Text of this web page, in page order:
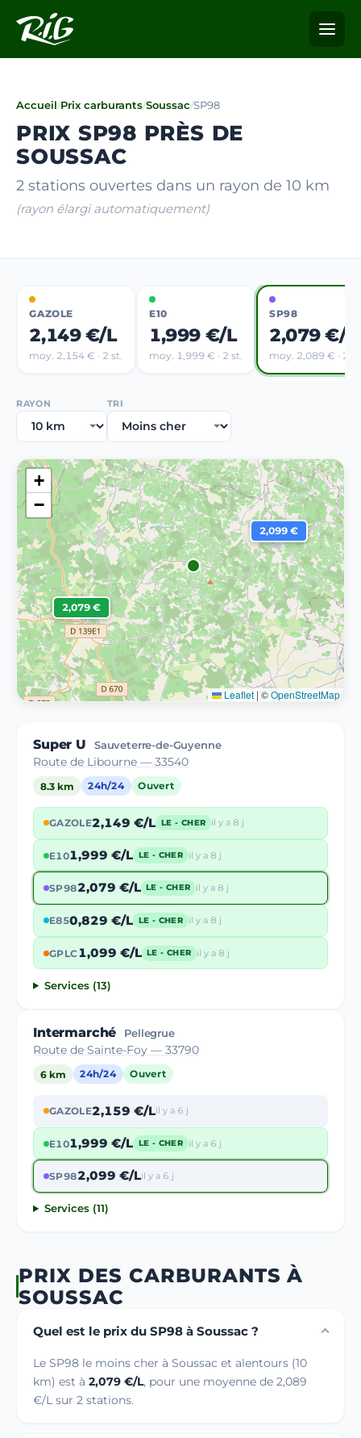
Accueil/Prix carburants/Soussac/SP98
PRIX SP98 PRÈS DE
SOUSSAC
2 stations ouvertes dans un rayon de 10 km
(rayon élargi automatiquement)
GAZOLE
2,149 €/L
moy. 2,154 € · 2 st.
E10
1,999 €/L
moy. 1,999 € · 2 st.
SP98
2,079 €/L
moy. 2,089 € · 2
RAYON TRI
2,079 €
2,099 €
+
−
Leaflet | ©OpenStreetMap
Super U Sauveterre-de-Guyenne
Route de Libourne — 33540
8.3 km 24h/24 Ouvert
GAZOLE2,149 €/L LE - CHER il y a 8 j
E101,999 €/L LE - CHER il y a 8 j
SP982,079 €/L LE - CHER il y a 8 j
E850,829 €/L LE - CHER il y a 8 j
GPLC1,099 €/L LE - CHER il y a 8 j
Services (13)
Intermarché Pellegrue
Route de Sainte-Foy — 33790
6 km 24h/24 Ouvert
GAZOLE2,159 €/Lil y a 6 j
E101,999 €/L LE - CHER il y a 6 j
SP982,099 €/Lil y a 6 j
Services (11)
PRIX DES CARBURANTS À
SOUSSAC
Quel est le prix du SP98 à Soussac ?
Le SP98 le moins cher à Soussac et alentours (10
km) est à 2,079 €/L, pour une moyenne de 2,089
€/L sur 2 stations.